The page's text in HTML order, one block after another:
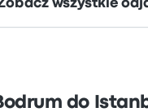
wszystkie
do